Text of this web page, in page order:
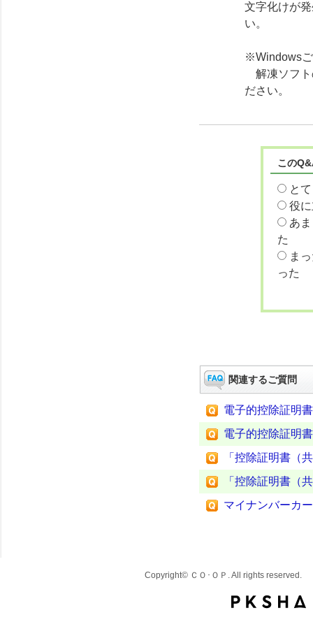
文字化けが
い。
※Windowsご
解凍ソフト
ださい。
この
と
役
あ
た
ま
った
関連するご質問
電子的控除証明
電子的控除証明
「控除証明書（
「控除証明書（
マイナンバーカ
Copyright© ＣＯ･ＯＰ. All rights reserved.